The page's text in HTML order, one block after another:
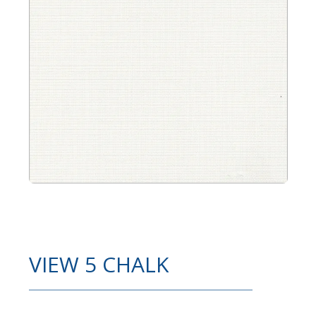
VIEW 5 CHALK